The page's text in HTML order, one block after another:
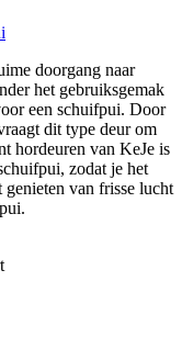
doorgang naar
het gebruiksgemak
een schuifpui. Door
dit type deur om
hordeuren van KeJe is
zodat je het
van frisse lucht